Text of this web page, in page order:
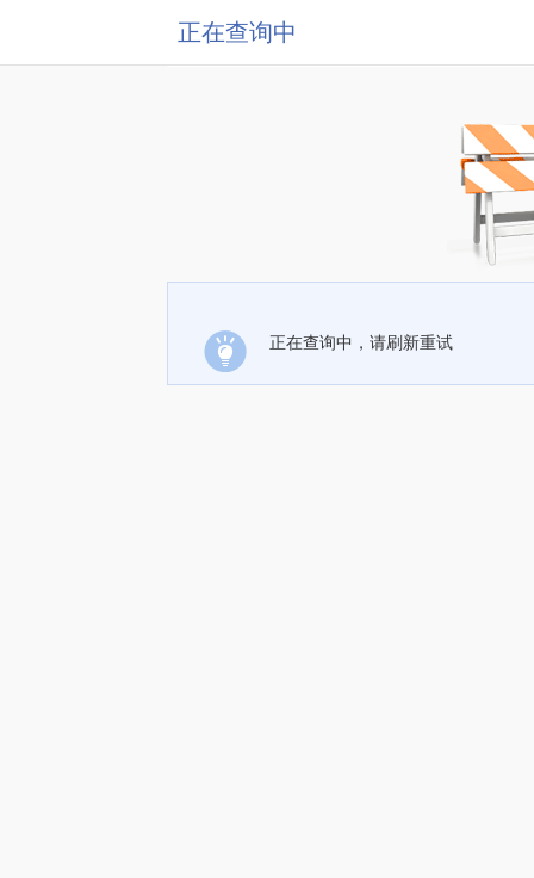
正在查询中
正在查询中，请刷新重试